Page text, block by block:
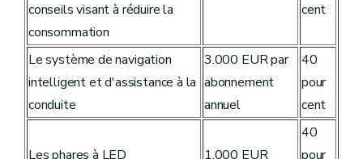
conseils visant à réduire la
consommation
cent
Le système de navigation
intelligent et d'assistance à la
conduite
3.000 EUR par
abonnement
annuel
40
pour
cent
Les phares à LED 1.000 EUR
40
pour